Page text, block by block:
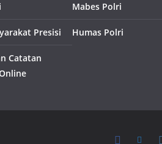
Presisi
Catatan
Mabes Polri
Humas Polri